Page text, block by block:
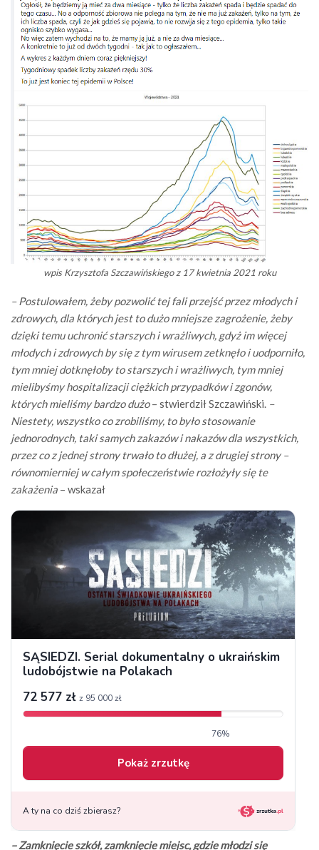
wpis Krzysztofa Szczawińskiego z 17 kwietnia 2021 roku
– Postulowałem, żeby pozwolić tej fali przejść przez młodych i
zdrowych, dla których jest to dużo mniejsze zagrożenie, żeby
dzięki temu uchronić starszych i wrażliwych, gdyż im więcej
młodych i zdrowych by się z tym wirusem zetknęło i uodporniło,
tym mniej dotknęłoby to starszych i wrażliwych, tym mniej
mielibyśmy hospitalizacji ciężkich przypadków i zgonów,
których mieliśmy bardzo dużo– stwierdził Szczawiński. –
Niestety, wszystko co zrobiliśmy, to było stosowanie
jednorodnych, taki samych zakazów i nakazów dla wszystkich,
przez co z jednej strony trwało to dłużej, a z drugiej strony –
równomierniej w całym społeczeństwie rozłożyły się te
zakażenia – wskazał
– Zamknięcie szkół, zamknięcie miejsc, gdzie młodzi się